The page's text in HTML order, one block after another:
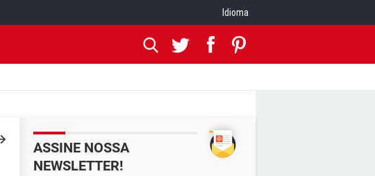
Idioma
ASSINE NOSSA
NEWSLETTER!